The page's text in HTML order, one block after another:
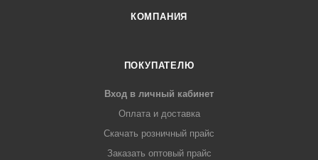
КОМПАНИЯ
ПОКУПАТЕЛЮ
Вход в личный кабинет
Оплата и доставка
Скачать розничный прайс
Заказать оптовый прайс